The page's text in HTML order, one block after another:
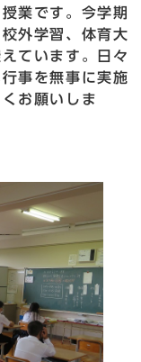
業です。今学期
外学習、体育大
ています。日々
事を無事に実施
お願いしま